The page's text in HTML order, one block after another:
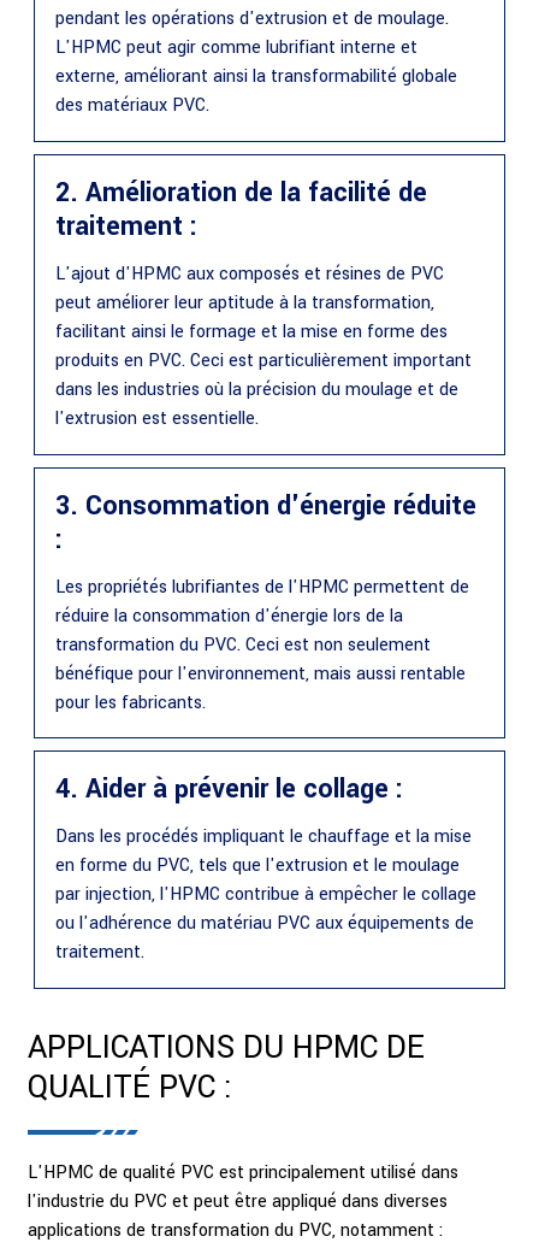
pendant les opérations d'extrusion et de moulage.
L'HPMC peut agir comme lubrifiant interne et
externe, améliorant ainsi la transformabilité globale
des matériaux PVC.
2. Amélioration de la facilité de
traitement :
L'ajout d'HPMC aux composés et résines de PVC
peut améliorer leur aptitude à la transformation,
facilitant ainsi le formage et la mise en forme des
produits en PVC. Ceci est particulièrement important
dans les industries où la précision du moulage et de
l'extrusion est essentielle.
3. Consommation d'énergie réduite
:
Les propriétés lubrifiantes de l'HPMC permettent de
réduire la consommation d'énergie lors de la
transformation du PVC. Ceci est non seulement
bénéfique pour l'environnement, mais aussi rentable
pour les fabricants.
4. Aider à prévenir le collage :
Dans les procédés impliquant le chauffage et la mise
en forme du PVC, tels que l'extrusion et le moulage
par injection, l'HPMC contribue à empêcher le collage
ou l'adhérence du matériau PVC aux équipements de
traitement.
APPLICATIONS DU HPMC DE
QUALITÉ PVC :
L'HPMC de qualité PVC est principalement utilisé dans
l'industrie du PVC et peut être appliqué dans diverses
applications de transformation du PVC, notamment :